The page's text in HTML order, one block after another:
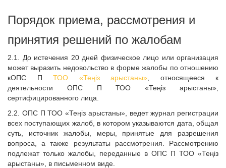
Порядок приема, рассмотрения и
принятия решений по жалобам
2.1. До истечения 20 дней физическое лицо или организация
может выразить недовольство в форме жалобы по отношению
кОПС П ТОО «Теңіз арыстаны» , относящееся к
деятельности ОПС П ТОО «Теңіз арыстаны»,
сертифицированного лица.
2.2. ОПС П ТОО «Теңіз арыстаны», ведет журнал регистрации
всех поступающих жалоб, в котором указываются дата, общая
суть, источник жалобы, меры, принятые для разрешения
вопроса, а также результаты рассмотрения. Рассмотрению
подлежат только жалобы, переданные в ОПС П ТОО «Теңіз
арыстаны», в письменном виде.